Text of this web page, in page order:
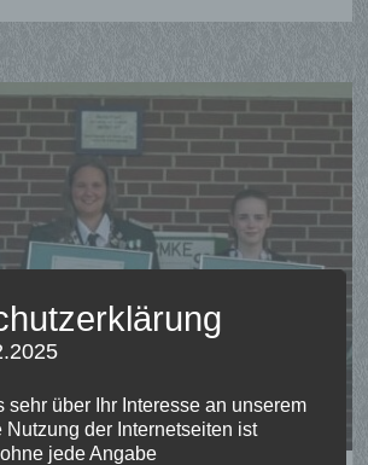
sehr über Ihr Interesse an unserem
Nutzung der Internetseiten ist
jede Angabe